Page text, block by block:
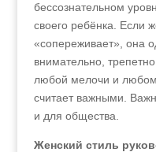
бессознательном
своего ребёнка. Если
«сопереживает», она
внимательно,
любой мелочи и
считает важными.
и для общества.
Женский стиль